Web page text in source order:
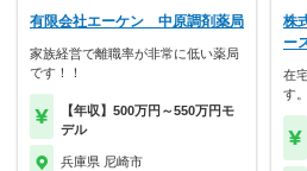
有限会社エーケン 中原調剤薬局
家族経営で離職率が非常に低い薬局
です！！
【年収】500万円～550万円モ
デル
兵庫県 尼崎市
株
ー
在
す